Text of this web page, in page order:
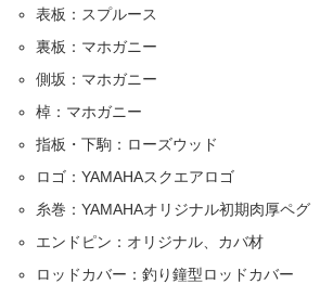
表板：スプルース
裏板：マホガニー
側坂：マホガニー
棹：マホガニー
指板・下駒：ローズウッド
ロゴ：YAMAHAスクエアロゴ
糸巻：YAMAHAオリジナル初期肉厚ペグ
エンドピン：オリジナル、カバ材
ロッドカバー：釣り鐘型ロッドカバー